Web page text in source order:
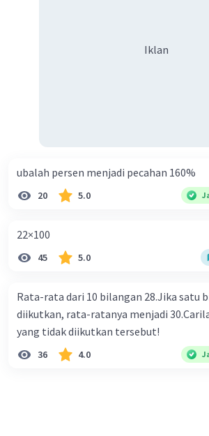
Iklan
ubalah persen menjadi pecahan 160%
20 5.0
22×100
45 5.0
Rata-rata dari 10 bilangan 28.Jika satu
diikutkan, rata-ratanya menjadi
yang tidak diikutkan tersebut!
36 4.0